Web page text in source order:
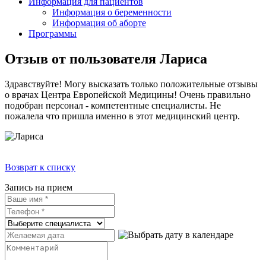
Информация о беременности
Информация об аборте
Программы
Отзыв от пользователя Лариса
Здравствуйте! Могу высказать только положительные отзывы
о врачах Центра Европейской Медицины! Очень правильно
подобран персонал - компетентные специалисты. Не
пожалела что пришла именно в этот медицинский центр.
Возврат к списку
Запись на прием